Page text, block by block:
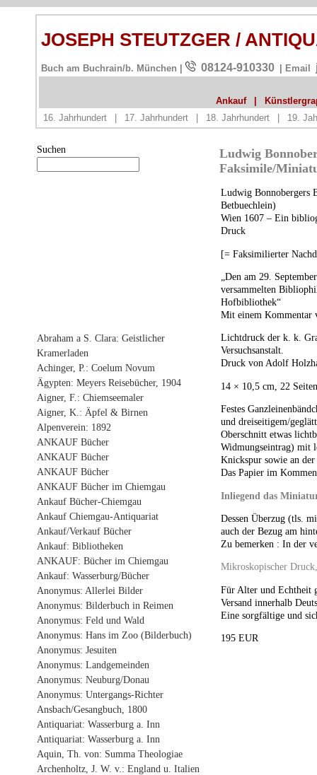
JOSEPH STEUTZGER /
Buch am Buchrain/b. München | 08124-910330 | Email
Ankauf
16. Jahrhundert
17. Jahrhundert 18. Jahrhundert 19.
Suchen
Abraham a S. Clara: Geistlicher
Kramerladen
Achinger, P.: Coelum Novum
Ägypten: Meyers Reisebücher, 1904
Aigner, F.: Chiemseemaler
Aigner, K.: Äpfel & Birnen
Alpenverein: 1892
ANKAUF Bücher
ANKAUF Bücher
ANKAUF Bücher
ANKAUF Bücher im Chiemgau
Ankauf Bücher-Chiemgau
Ankauf Chiemgau-Antiquariat
Ankauf/Verkauf Bücher
Ankauf: Bibliotheken
ANKAUF: Bücher im Chiemgau
Ankauf: Wasserburg/Bücher
Anonymus: Allerlei Bilder
Anonymus: Bilderbuch in Reimen
Anonymus: Feld und Wald
Anonymus: Hans im Zoo (Bilderbuch)
Anonymus: Jesuiten
Anonymus: Landgemeinden
Anonymus: Neuburg/Donau
Anonymus: Untergangs-Richter
Ansbach/Gesangbuch, 1800
Antiquariat: Wasserburg a. Inn
Antiquariat: Wasserburg a. Inn
Aquin, Th. von: Summa Theologiae
Archenholtz, J. W. v.: England u. Italien
Ludwig
Faksimile/
Ludwig Bonnobergers
Betbuechlein)
Wien 1607 – Ein
Druck
[= Faksimilierter
„Den am 29.
versammelten
Hofbibliothek“
Mit einem Kommentar
Lichtdruck der k. k.
Versuchsanstalt.
Druck von Adolf
14 × 10,5 cm, 22
Festes
und dreiseitigem/
Oberschnitt etwas
Widmungseintrag) mit
Knickspur sowie an
Das Papier im
Inliegend das
Dessen Überzug (tls.
auch der Bezug am
Zu bemerken : In der
Mikroskopischer
Für Alter und Echtheit
Versand innerhalb
Eine sorgfältige und
195 EUR